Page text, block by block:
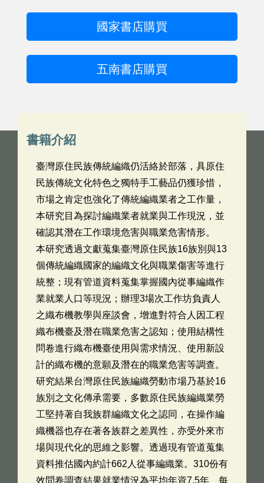
國家書店購買
五南書店購買
書籍介紹
臺灣原住民族傳統編織仍活絡於部落，具原住
民族傳統文化特色之獨特手工藝品仍獲珍惜，
市場之肯定也強化了傳統編織業者之工作量，
本研究目為探討編織業者就業與工作現況，並
確認其潛在工作環境危害與職業危害情形。
本研究透過文獻蒐集臺灣原住民族16族別與13
個傳統編織國家的編織文化與職業傷害等進行
統整；現有管道資料蒐集掌握國內從事編織作
業就業人口等現況；辦理3場次工作坊負責人
之織布機教學與座談會，增進對符合人因工程
織布機臺及潛在職業危害之認知；使用結構性
問卷進行織布機臺使用與需求情況、使用新設
計的織布機的意願及潛在的職業危害等調查。
研究結果台灣原住民族編織勞動市場乃基於16
族別之文化傳承需要，多數原住民族編織業勞
工堅持著自我族群編織文化之認同，在操作編
織機器也存在著各族群之差異性，亦受外來市
場與現代化的思維之影響。透過現有管道蒐集
資料推估國內約計662人從事編織業。310份有
效問卷調查結果就業情況為平均年資7.5年、每